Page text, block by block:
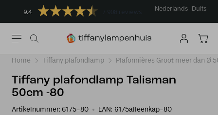
9.4 Nederlands Duits
Home Tiffany plafondlamp Plafonnières Groot meer dan Ø
Tiffany plafondlamp Talisman
50cm -80
Artikelnummer: 6175-80 EAN: 6175alleenkap-80